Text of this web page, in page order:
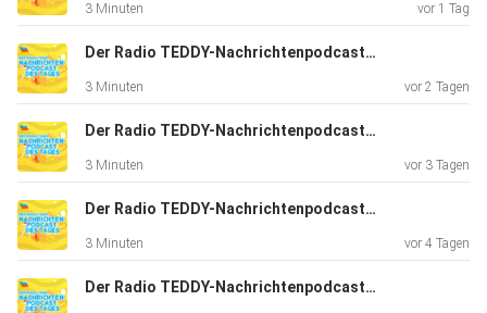
3 Minuten vor 1 Tag
Der Radio TEDDY-Nachrichtenpodcast des Tages // 06.08.2026
3 Minuten vor 2 Tagen
Der Radio TEDDY-Nachrichtenpodcast des Tages // 05.08.2026
3 Minuten vor 3 Tagen
Der Radio TEDDY-Nachrichtenpodcast des Tages // 04.08.2026
3 Minuten vor 4 Tagen
Der Radio TEDDY-Nachrichtenpodcast des Tages // 03.08.2026